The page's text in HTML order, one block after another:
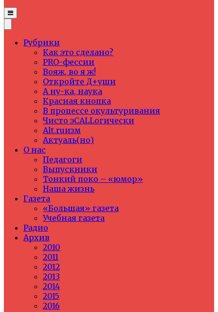
Рубрики
Как это сделано?
PRO-фессии
Вояж, во я ж!
Откройте Д+уши
А ну-ка, наука
Красная кнопка
В процессе окультуривания
Чисто эCALLогически
Alt.ruизм
Актуаль(но)
О нас
Педагоги
Выпускники
Тонкий поко – «юмор»
Наша жизнь
Газета
«Большая» газета
Учебная газета
Радио
Архив
2010
2011
2012
2013
2014
2015
2016